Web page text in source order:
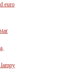
euro
lampy